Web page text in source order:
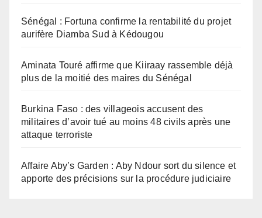
Sénégal : Fortuna confirme la rentabilité du projet
aurifère Diamba Sud à Kédougou
Aminata Touré affirme que Kiiraay rassemble déjà
plus de la moitié des maires du Sénégal
Burkina Faso : des villageois accusent des
militaires d’avoir tué au moins 48 civils après une
attaque terroriste
Affaire Aby’s Garden : Aby Ndour sort du silence et
apporte des précisions sur la procédure judiciaire